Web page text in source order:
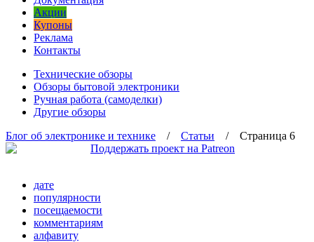
Акции
Купоны
Реклама
Контакты
Технические обзоры
Обзоры бытовой электроники
Ручная работа (самоделки)
Другие обзоры
Блог об электронике и технике / Статьи / Страница 6
дате
популярности
посещаемости
комментариям
алфавиту